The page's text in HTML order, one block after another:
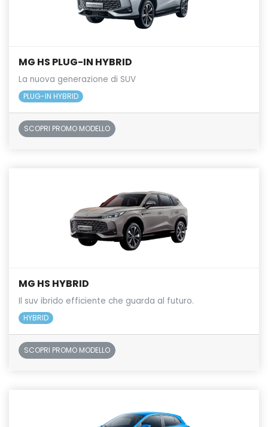
MG HS PLUG-IN HYBRID
La nuova generazione di SUV
PLUG-IN HYBRID
SCOPRI PROMO MODELLO
MG HS HYBRID
Il suv ibrido efficiente che guarda al futuro.
HYBRID
SCOPRI PROMO MODELLO